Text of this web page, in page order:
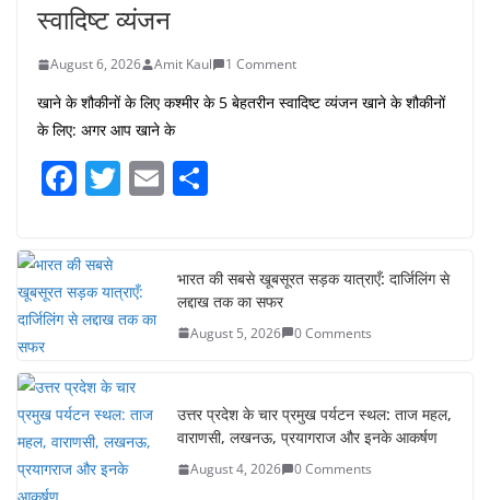
स्वादिष्ट व्यंजन
August 6, 2026 Amit Kaul 1 Comment
खाने के शौकीनों के लिए कश्मीर के 5 बेहतरीन स्वादिष्ट व्यंजन खाने के शौकीनों
के लिए: अगर आप खाने के
F
c
e
b
o
k
T
er
E
e
भारत की सबसे खूबसूरत सड़क यात्राएँ: दार्जिलिंग से
लद्दाख तक का सफर
August 5, 2026 0 Comments
उत्तर प्रदेश के चार प्रमुख पर्यटन स्थल: ताज महल,
वाराणसी, लखनऊ, प्रयागराज और इनके आकर्षण
August 4, 2026 0 Comments